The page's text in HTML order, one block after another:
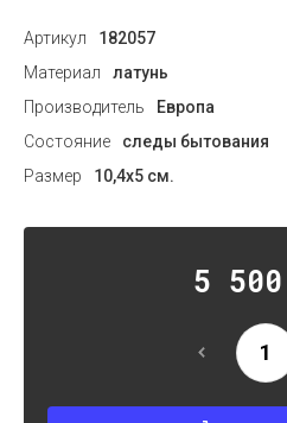
Артикул
182057
Материал
латунь
Производитель
Европа
Состояние
следы бытования
Размер
10,4х5 см.
5 500